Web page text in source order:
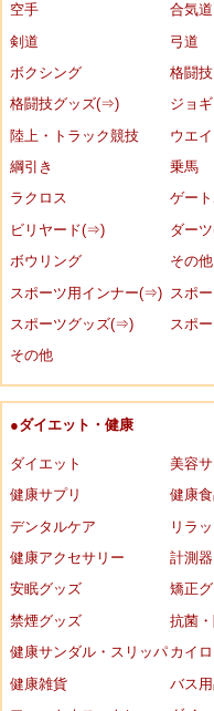
空手
合気道
剣道
弓道
ボクシング
格闘技
格闘技グッズ(⇒)
ジョ
陸上・トラック競技
ウエ
綱引き
乗馬
ラクロス
ゲー
ビリヤード(⇒)
ダー
ボウリング
その
スポーツ用インナー(⇒)
スポ
スポーツグッズ(⇒)
スポ
その他
●ダイエット・健康
ダイエット
美容サ
健康サプリ
健康
デンタルケア
リラ
健康アクセサリー
計測
安眠グッズ
矯正
禁煙グッズ
抗菌
健康サンダル・スリッパ カイロ
健康雑貨
バス